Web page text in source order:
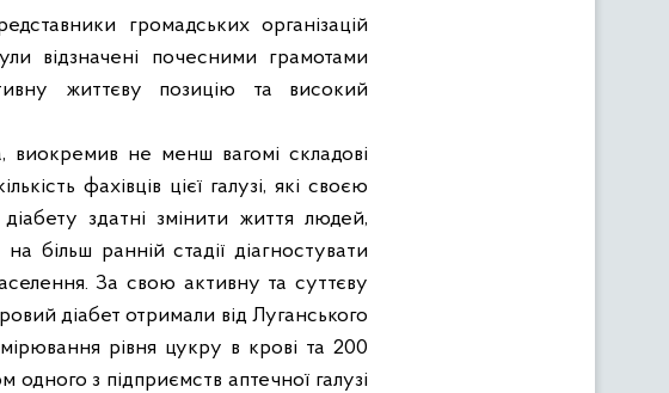
громадських організацій
відзначені почесними грамотами
життєву позицію та високий
виокремив не менш вагомі складові
фахівців цієї галузі, які своєю
здатні змінити життя людей,
ранній стадії діагностувати
За свою активну та суттєву
діабет отримали від Луганського
рівня цукру в крові та 200
з підприємств аптечної галузі